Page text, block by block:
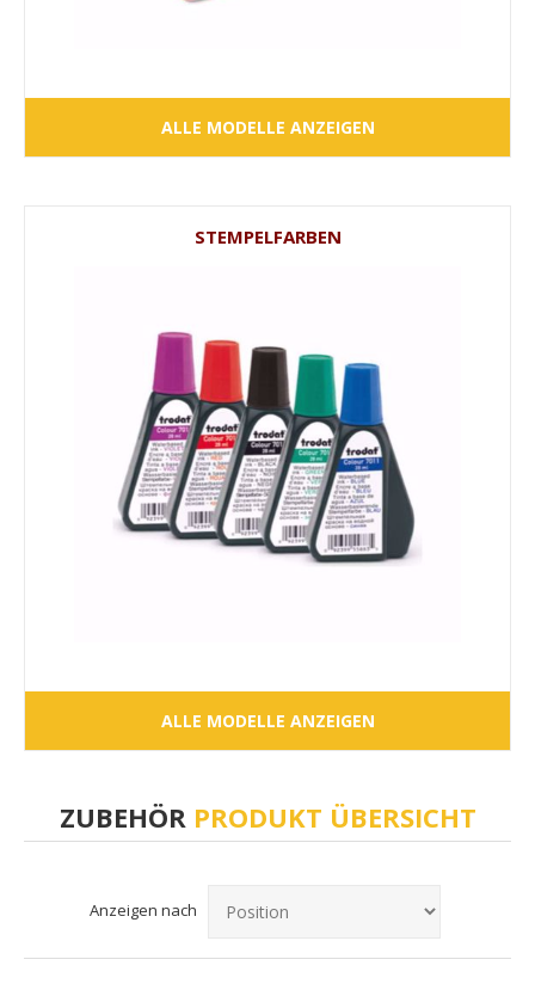
ALLE MODELLE ANZEIGEN
STEMPELFARBEN
ALLE MODELLE ANZEIGEN
ZUBEHÖRPRODUKT ÜBERSICHT
Anzeigen nach